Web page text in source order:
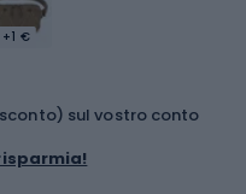
+1 €
sul vostro conto